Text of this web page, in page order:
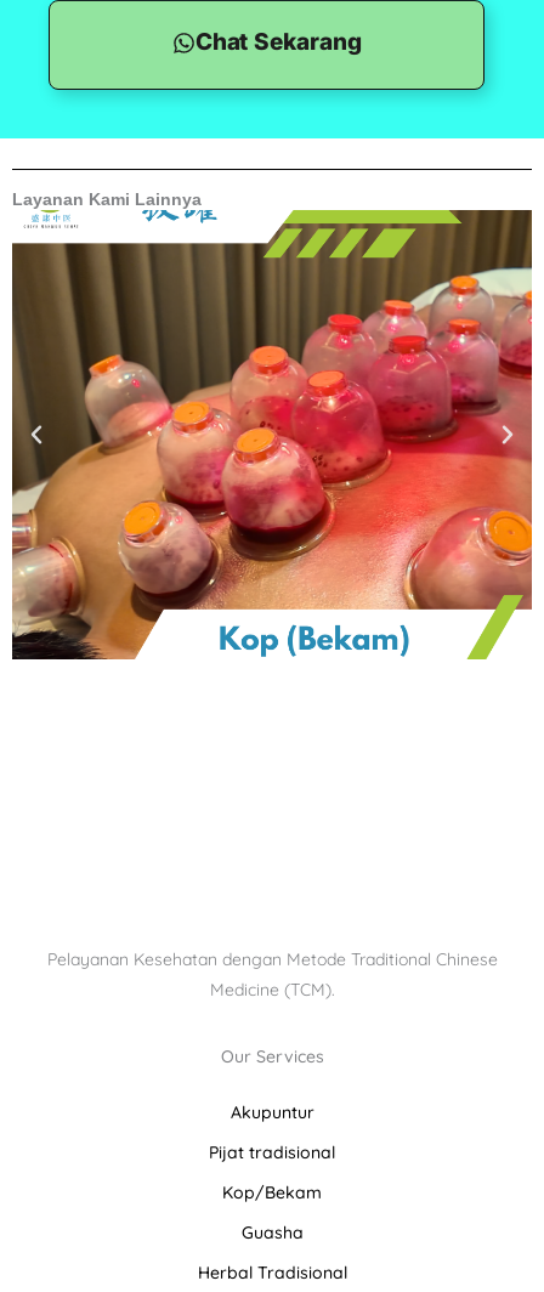
Chat Sekarang
Layanan Kami Lainnya
Previous
Pelayanan Kesehatan dengan Metode Traditional Chinese
Medicine (TCM).
Our Services
Akupuntur
Pijat tradisional
Kop/Bekam
Guasha
Herbal Tradisional